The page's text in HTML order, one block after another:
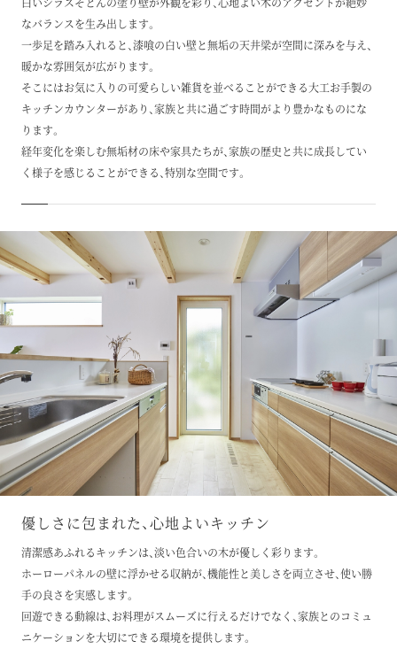
なバランスを生み出します。
一歩足を踏み入れると、漆喰の白い壁と無垢の天井梁が空間に深みを与え、
暖かな雰囲気が広がります。
そこにはお気に入りの可愛らしい雑貨を並べることができる大工お手製の
キッチンカウンターがあり、家族と共に過ごす時間がより豊かなものにな
ります。
経年変化を楽しむ無垢材の床や家具たちが、家族の歴史と共に成長してい
く様子を感じることができる、特別な空間です。
優しさに包まれた、心地よいキッチン
清潔感あふれるキッチンは、淡い色合いの木が優しく彩ります。
ホーローパネルの壁に浮かせる収納が、機能性と美しさを両立させ、使い勝
手の良さを実感します。
回遊できる動線は、お料理がスムーズに行えるだけでなく、家族とのコミュ
ニケーションを大切にできる環境を提供します。